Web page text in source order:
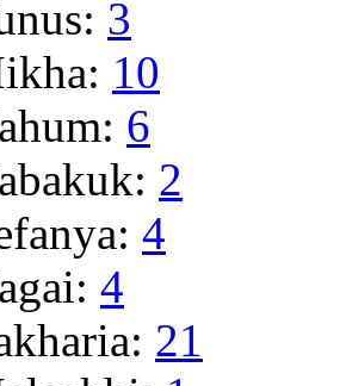
3
10
6
2
4
4
21